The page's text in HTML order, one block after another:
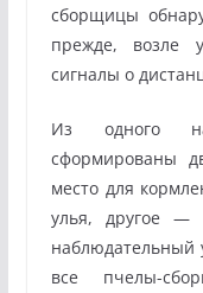
сборщицы
прежде, возле
сигналы о
Из одного
сформированы
место для
улья, другое —
наблюдательный
все пчелы-